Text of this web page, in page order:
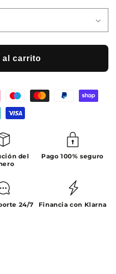
al carrito
del
Pago 100% seguro
24/7 Financia con Klarna